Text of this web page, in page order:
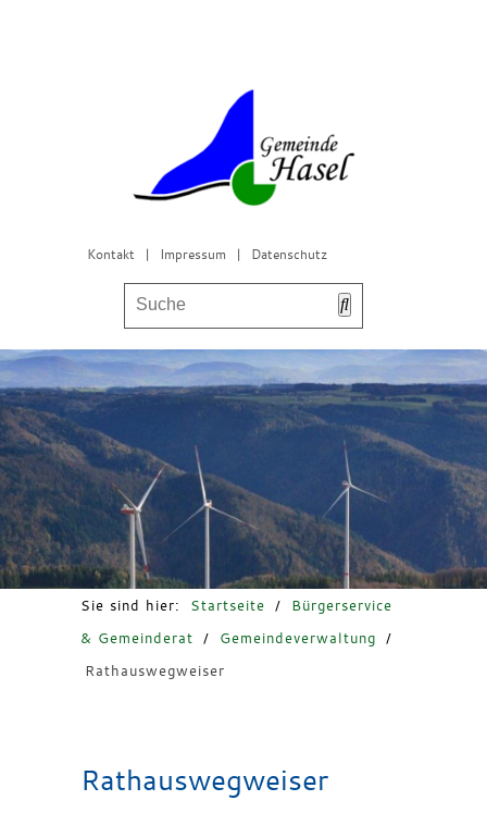
Kontakt | Impressum | Datenschutz
Bürgerservice & Gemeinderat
Leben in Hasel
Freizeit & Tourismus
Sie sind hier: Startseite /
Bürgerservice
& Gemeinderat
/ Gemeindeverwaltung
/
Rathauswegweiser
Rathauswegweiser